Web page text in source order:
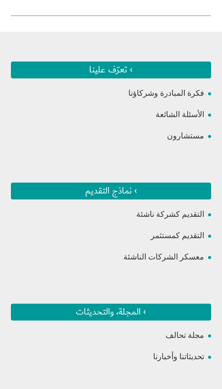
› تعرّف علينا
فكرة المبادرة وشركاؤنا
الأسئلة الشائعة
مستشارون
› نماذج التقديم
التقديم كشركة ناشئة
التقديم كمستثمر
معسكر الشركات الناشئة
› المجلة، والتحديثات
مجلة تحالف
تحديثاتنا وأخبارنا